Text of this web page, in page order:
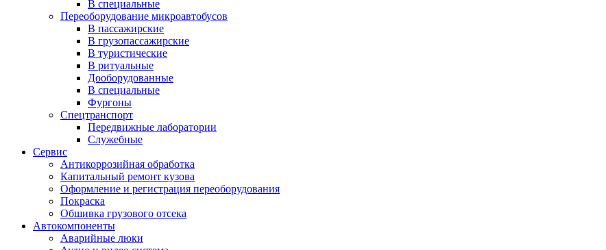
В специальные
Переоборудование микроавтобусов
В пассажирские
В грузопассажирские
В туристические
В ритуальные
Дооборудованные
В специальные
Фургоны
Спецтранспорт
Передвижные лаборатории
Служебные
Сервис
Антикоррозийная обработка
Капитальный ремонт кузова
Оформление и регистрация переоборудования
Покраска
Обшивка грузового отсека
Автокомпоненты
Аварийные люки